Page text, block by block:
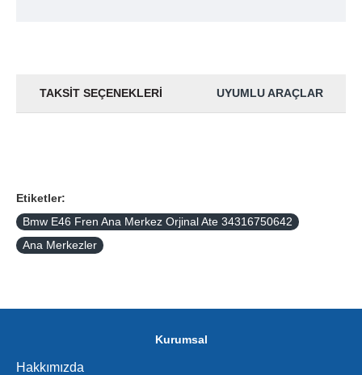
TAKSIT SEÇENEKLERI UYUMLU ARAÇLAR
Etiketler:
Bmw E46 Fren Ana Merkez Orjinal Ate 34316750642
Ana Merkezler
Kurumsal
Hakkımızda